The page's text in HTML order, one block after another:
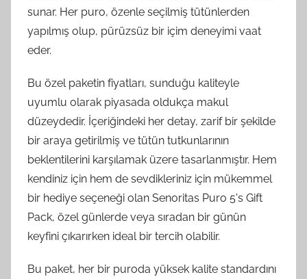
sunar. Her puro, özenle seçilmiş tütünlerden
yapılmış olup, pürüzsüz bir içim deneyimi vaat
eder.
Bu özel paketin fiyatları, sunduğu kaliteyle
uyumlu olarak piyasada oldukça makul
düzeydedir. İçeriğindeki her detay, zarif bir şekilde
bir araya getirilmiş ve tütün tutkunlarının
beklentilerini karşılamak üzere tasarlanmıştır. Hem
kendiniz için hem de sevdikleriniz için mükemmel
bir hediye seçeneği olan Senoritas Puro 5's Gift
Pack, özel günlerde veya sıradan bir günün
keyfini çıkarırken ideal bir tercih olabilir.
Bu paket, her bir puroda yüksek kalite standardını